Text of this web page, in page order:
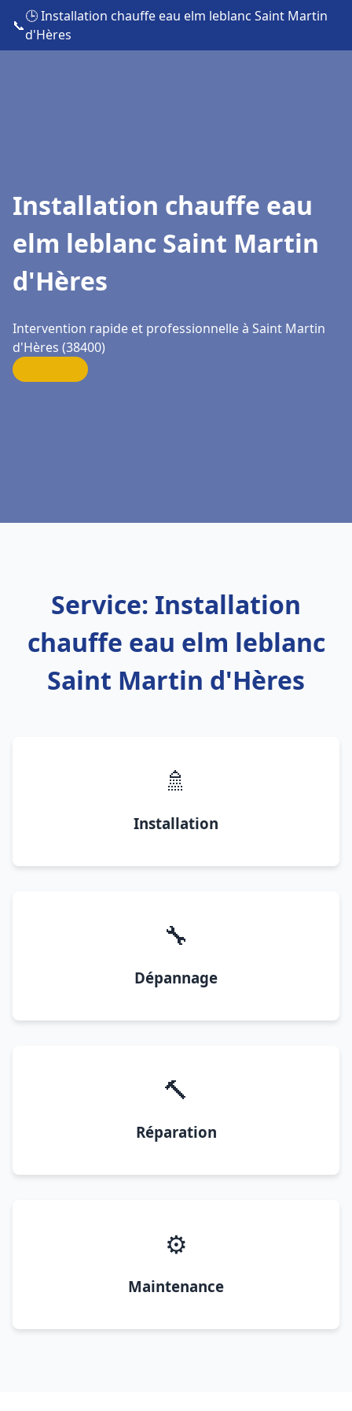
📞
🕒 Installation chauffe eau elm leblanc Saint Martin
d'Hères
Installation chauffe eau
elm leblanc Saint Martin
d'Hères
Intervention rapide et professionnelle à Saint Martin
d'Hères (38400)
Service: Installation
chauffe eau elm leblanc
Saint Martin d'Hères
🚿
Installation
🔧
Dépannage
🔨
Réparation
⚙️
Maintenance